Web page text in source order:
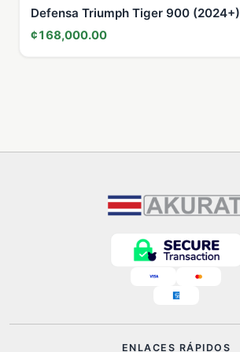
Defensa Triumph Tiger 900 (2024+)
¢168,000.00
ENLACES RÁPIDOS